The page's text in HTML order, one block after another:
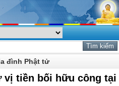
đình Phật tử
vị tiền bối hữu công tại